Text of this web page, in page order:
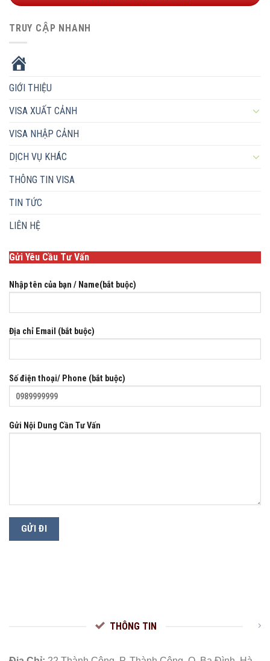
TRUY CẬP NHANH
GIỚI THIỆU
VISA XUẤT CẢNH
VISA NHẬP CẢNH
DỊCH VỤ KHÁC
THÔNG TIN VISA
TIN TỨC
LIÊN HỆ
Gửi Yêu Cầu Tư Vấn
Nhập tên của bạn / Name(bắt buộc)
Địa chỉ Email (bắt buộc)
Số điện thoại/ Phone (bắt buộc)
Gửi Nội Dung Cần Tư Vấn
THÔNG TIN